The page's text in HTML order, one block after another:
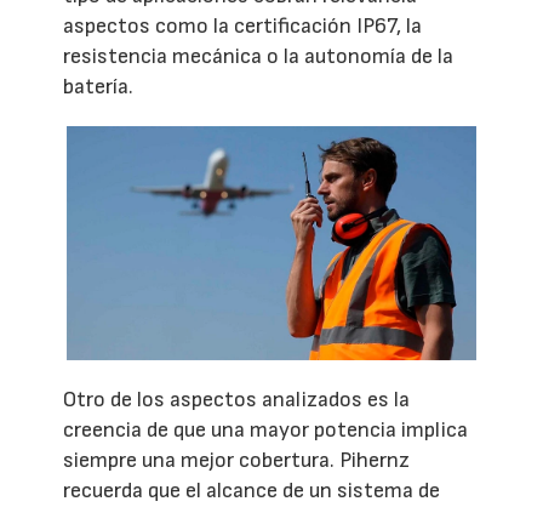
aspectos como la certificación IP67, la
resistencia mecánica o la autonomía de la
batería.
Otro de los aspectos analizados es la
creencia de que una mayor potencia implica
siempre una mejor cobertura. Pihernz
recuerda que el alcance de un sistema de